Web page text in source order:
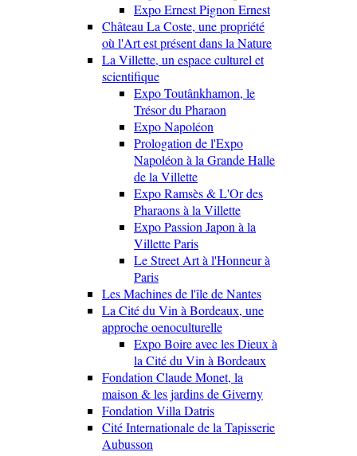
Expo Ernest Pignon Ernest
Château La Coste, une propriété
où l'Art est présent dans la Nature
La Villette, un espace culturel et
scientifique
Expo Toutânkhamon, le
Trésor du Pharaon
Expo Napoléon
Prologation de l'Expo
Napoléon à la Grande Halle
de la Villette
Expo Ramsès & L'Or des
Pharaons à la Villette
Expo Passion Japon à la
Villette Paris
Le Street Art à l'Honneur à
Paris
Les Machines de l'île de Nantes
La Cité du Vin à Bordeaux, une
approche oenoculturelle
Expo Boire avec les Dieux à
la Cité du Vin à Bordeaux
Fondation Claude Monet, la
maison & les jardins de Giverny
Fondation Villa Datris
Cité Internationale de la Tapisserie
Aubusson